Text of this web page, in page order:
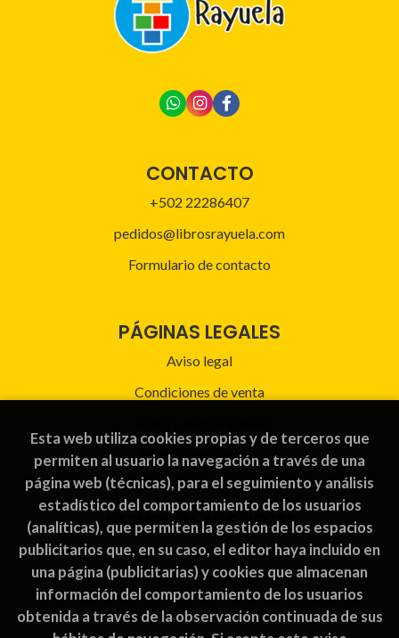
CONTACTO
+502 22286407
pedidos@librosrayuela.com
Formulario de contacto
PÁGINAS LEGALES
Aviso legal
Condiciones de venta
Política de Cookies
ATENCIÓN AL CLIENTE
Quiénes somos
Pedidos especiales
Esta web utiliza cookies propias y de terceros que
permiten al usuario la navegación a través de una
página web (técnicas), para el seguimiento y análisis
estadístico del comportamiento de los usuarios
(analíticas), que permiten la gestión de los espacios
publicitarios que, en su caso, el editor haya incluido en
una página (publicitarias) y cookies que almacenan
información del comportamiento de los usuarios
obtenida a través de la observación continuada de sus